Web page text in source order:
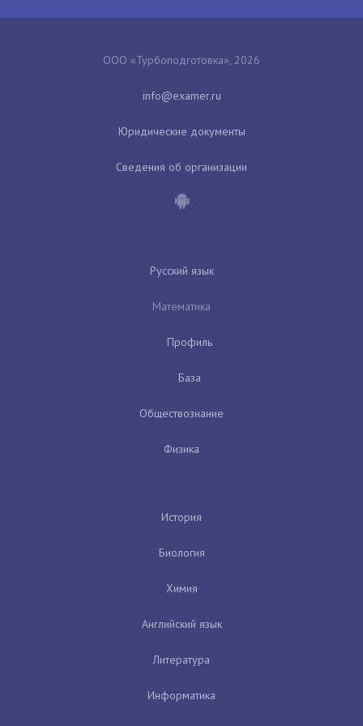
ООО «Турбоподготовка», 2026
Юридические документы
Сведения об организации
Русский язык
Математика
Профиль
База
Обществознание
Физика
История
Биология
Химия
Английский язык
Литература
Информатика